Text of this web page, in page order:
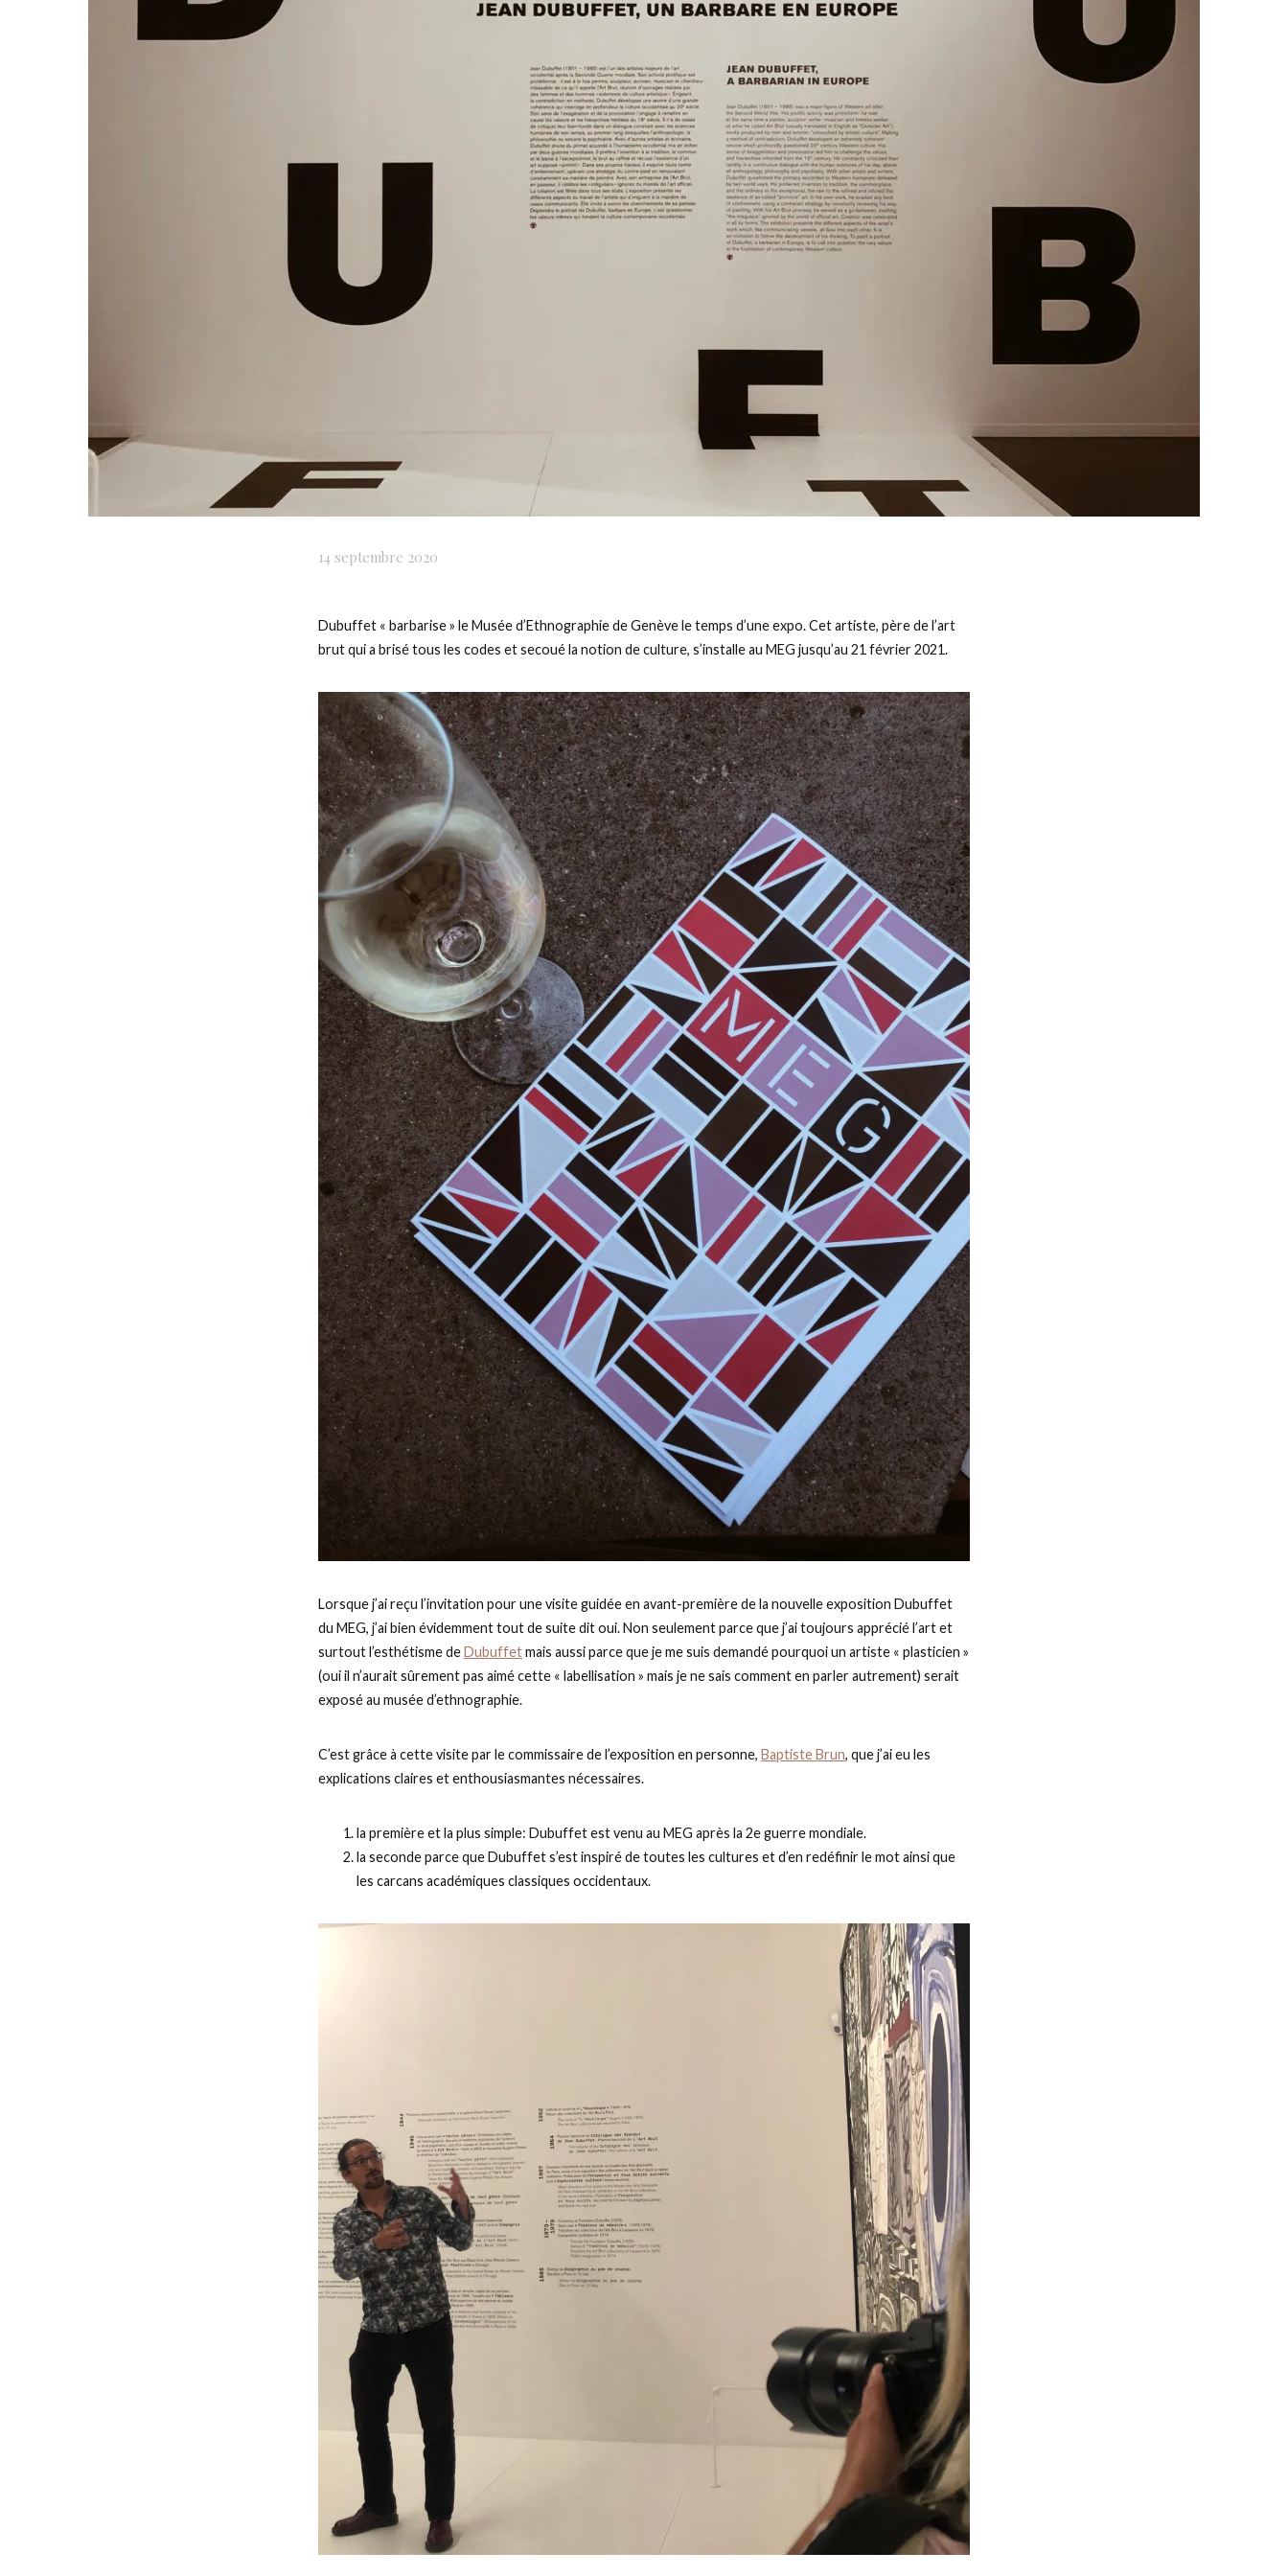
14 septembre 2020
Dubuffet « barbarise » le Musée d’Ethnographie de Genève le temps d’une expo. Cet artiste, père de l’art
brut qui a brisé tous les codes et secoué la notion de culture, s’installe au MEG jusqu’au 21 février 2021.
Lorsque j’ai reçu l’invitation pour une visite guidée en avant-première de la nouvelle exposition Dubuffet
du MEG, j’ai bien évidemment tout de suite dit oui. Non seulement parce que j’ai toujours apprécié l’art et
surtout l’esthétisme deDubuffetmais aussi parce que je me suis demandé pourquoi un artiste « plasticien »
(oui il n’aurait sûrement pas aimé cette « labellisation » mais je ne sais comment en parler autrement) serait
exposé au musée d’ethnographie.
C’est grâce à cette visite par le commissaire de l’exposition en personne, Baptiste Brun, que j’ai eu les
explications claires et enthousiasmantes nécessaires.
la première et la plus simple: Dubuffet est venu au MEG après la 2e guerre mondiale.
la seconde parce que Dubuffet s’est inspiré de toutes les cultures et d’en redéfinir le mot ainsi que
les carcans académiques classiques occidentaux.